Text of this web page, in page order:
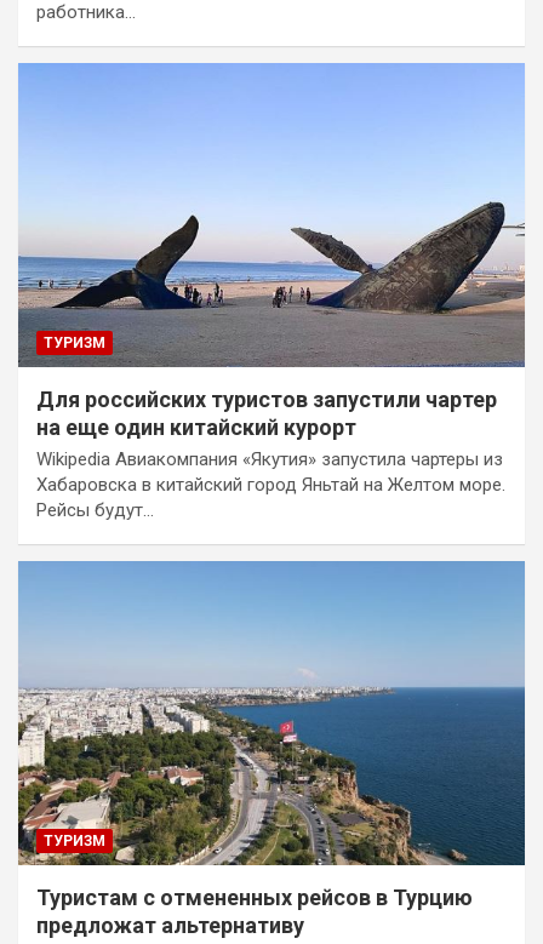
работника…
ТУРИЗМ
Для российских туристов запустили чартер
на еще один китайский курорт
Wikipedia Авиакомпания «Якутия» запустила чартеры из
Хабаровска в китайский город Яньтай на Желтом море.
Рейсы будут…
ТУРИЗМ
Туристам с отмененных рейсов в Турцию
предложат альтернативу